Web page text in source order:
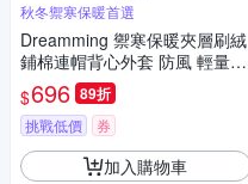
秋冬禦寒保暖首選
Dreamming 禦寒保暖夾層刷絨
鋪棉連帽背心外套 防風 輕量-
共二色
$696 89折
挑戰低價 券
加入購物車